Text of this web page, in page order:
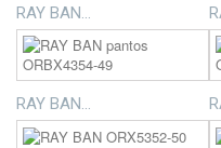
RAY BAN...
RAY BAN...